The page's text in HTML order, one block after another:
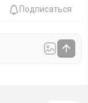
Подписаться